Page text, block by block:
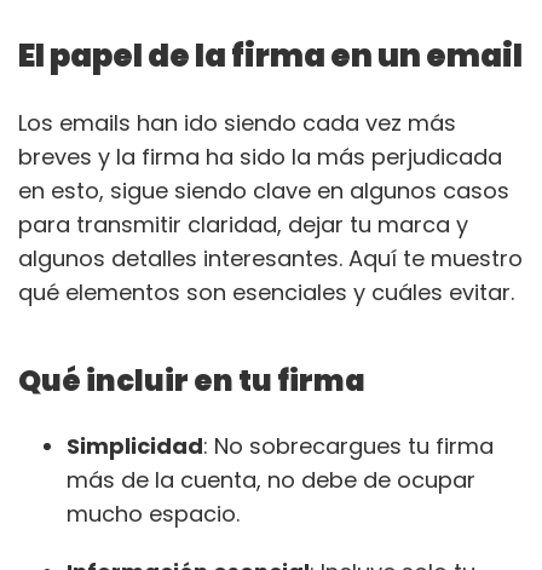
El papel de la firma en un email
Los emails han ido siendo cada vez más
breves y la firma ha sido la más perjudicada
en esto, sigue siendo clave en algunos casos
para transmitir claridad, dejar tu marca y
algunos detalles interesantes. Aquí te muestro
qué elementos son esenciales y cuáles evitar.
Qué incluir en tu firma
Simplicidad: No sobrecargues tu firma
más de la cuenta, no debe de ocupar
mucho espacio.